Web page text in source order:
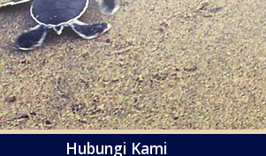
Hubungi Kami